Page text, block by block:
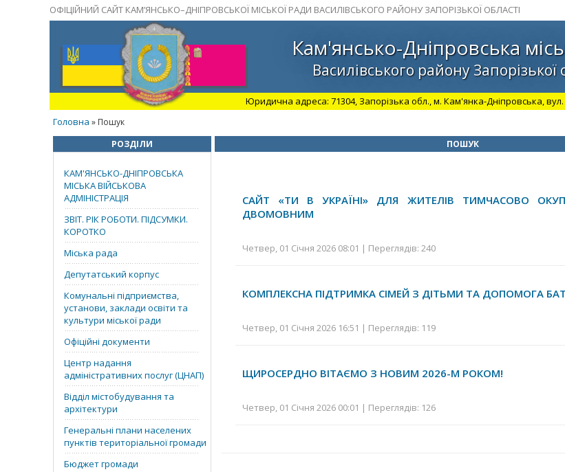
ОФІЦІЙНИЙ САЙТ КАМ’ЯНСЬКО–ДНІПРОВСЬКОЇ МІСЬКОЇ РАДИ ВАСИЛІВСЬКОГО РАЙОНУ ЗАПОРІЗЬКОЇ ОБЛАСТІ
Кам'янсько-Дніпровська
Василівського району Запорізької
Юридична адреса: 71304, Запорізька обл., м. Кам'янка-Дніпровська, вул.
Головна » Пошук
РОЗДІЛИ
КАМ'ЯНСЬКО-ДНІПРОВСЬКА
МІСЬКА ВІЙСЬКОВА
АДМІНІСТРАЦІЯ
ЗВІТ. РІК РОБОТИ. ПІДСУМКИ.
КОРОТКО
Міська рада
Депутатський корпус
Комунальні підприємства,
установи, заклади освіти та
культури міської ради
Офіційні документи
Центр надання
адміністративних послуг (ЦНАП)
Відділ містобудування та
архітектури
Генеральні плани населених
пунктів територіальної громади
Бюджет громади
ПОШУК
САЙТ «ТИ В УКРАЇНІ» ДЛЯ ЖИТЕЛІВ ТИМЧАСОВО
ДВОМОВНИМ
Четвер, 01 Січня 2026 08:01 | Переглядів: 240
КОМПЛЕКСНА ПІДТРИМКА СІМЕЙ З ДІТЬМИ ТА ДОПОМОГА
Четвер, 01 Січня 2026 16:51 | Переглядів: 119
ЩИРОСЕРДНО ВІТАЄМО З НОВИМ 2026-М РОКОМ!
Четвер, 01 Січня 2026 00:01 | Переглядів: 126